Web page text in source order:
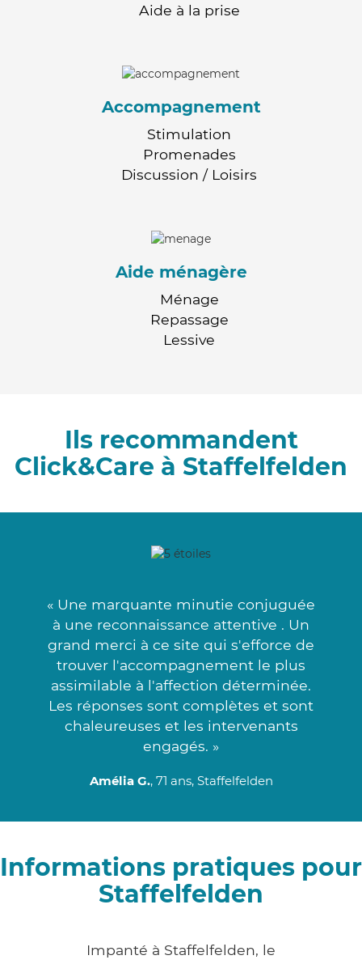
Aide à la prise
Accompagnement
Stimulation
Promenades
Discussion / Loisirs
Aide ménagère
Ménage
Repassage
Lessive
Ils recommandent
Click&Care à Staffelfelden
« Une marquante minutie conjuguée
à une reconnaissance attentive . Un
grand merci à ce site qui s'efforce de
trouver l'accompagnement le plus
assimilable à l'affection déterminée.
Les réponses sont complètes et sont
chaleureuses et les intervenants
engagés. »
Amélia G., 71 ans, Staffelfelden
Informations pratiques pour
Staffelfelden
Impanté à Staffelfelden, le